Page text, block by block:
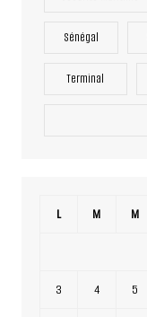
Sénégal
Terminal
L M M
3 4 5